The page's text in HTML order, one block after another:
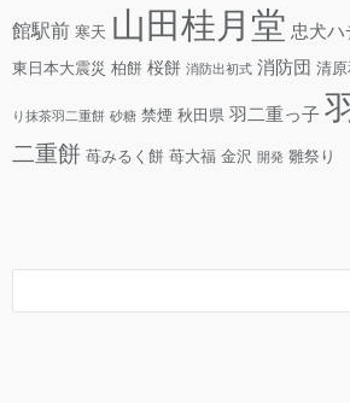
館駅前 寒天 山田桂月堂 忠犬ハ
東日本大震災 柏餅 桜餅 消防出初式 消防団 清
り抹茶羽二重餅 砂糖 禁煙 秋田県 羽二重っ子
二重餅 苺みるく餅 苺大福 金沢 開発 雛祭り